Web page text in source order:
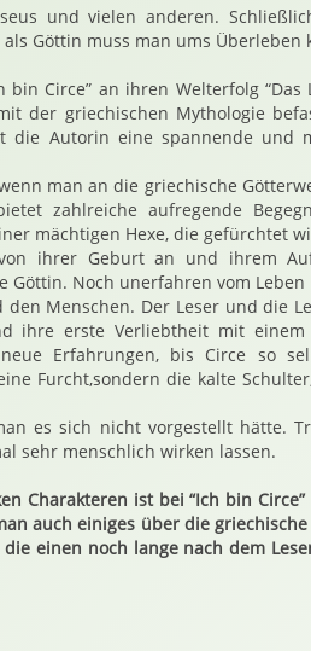
und vielen anderen.
Göttin muss man ums Überleben
Circe” an ihren Welterfolg “Das
der griechischen Mythologie
die Autorin eine spannende und
man an die griechische
zahlreiche aufregende
mächtigen Hexe, die gefürchtet
ihrer Geburt an und ihrem
Noch unerfahren vom
Menschen. Der Leser und die
ihre erste Verliebtheit mit einem
Erfahrungen, bis Circe so
Furcht,sondern die kalte
es sich nicht vorgestellt hätte.
sehr menschlich wirken lassen.
Charakteren ist bei “Ich bin
auch einiges über die
einen noch lange nach dem